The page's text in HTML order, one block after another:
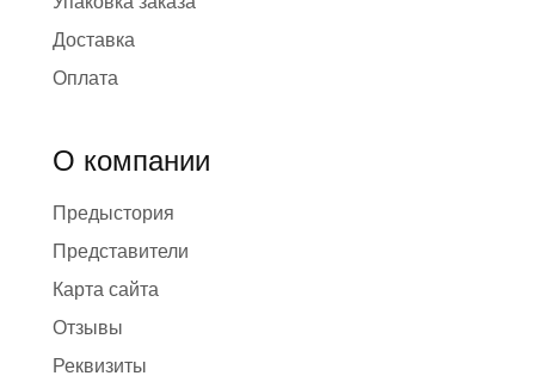
Доставка
Оплата
О компании
Предыстория
Представители
Карта сайта
Отзывы
Реквизиты